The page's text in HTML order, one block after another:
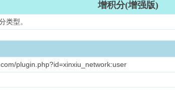
增积分(增强版)
类型。
plugin.php?id=xinxiu_network:user